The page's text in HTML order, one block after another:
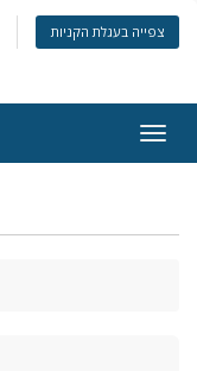
צפייה בעגלת הקניות